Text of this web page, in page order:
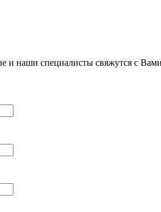
и наши специалисты свяжутся с